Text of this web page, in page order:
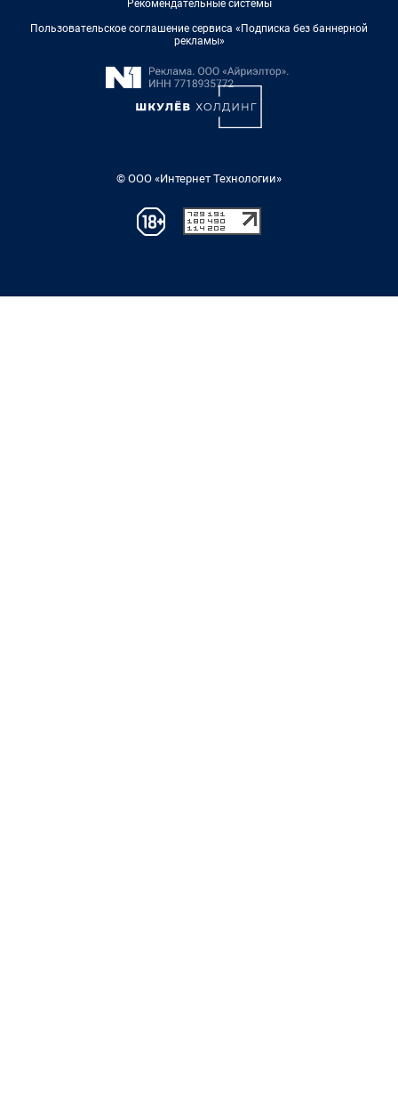
Рекомендательные системы
Пользовательское соглашение сервиса «Подписка без баннерной
рекламы»
© ООО «Интернет Технологии»